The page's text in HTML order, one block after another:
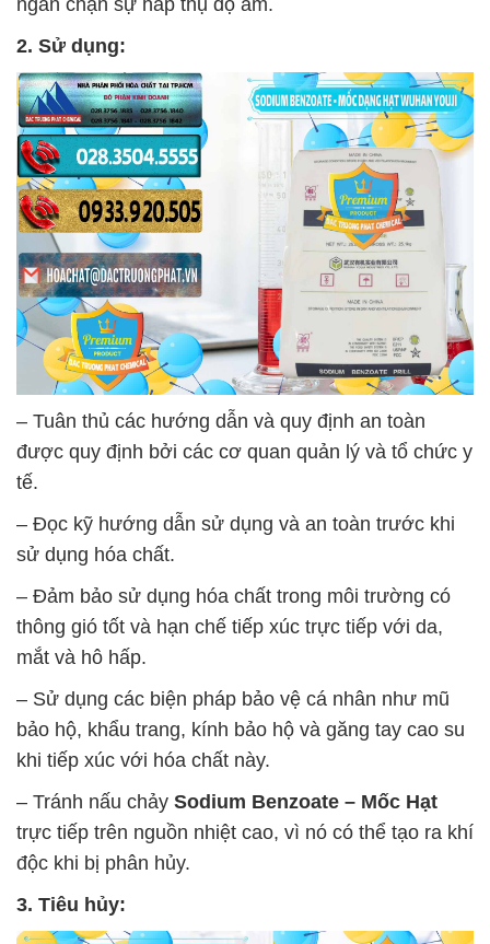
2. Sử dụng:
– Tuân thủ các hướng dẫn và quy định an toàn
được quy định bởi các cơ quan quản lý và tổ chức y
tế.
– Đọc kỹ hướng dẫn sử dụng và an toàn trước khi
sử dụng hóa chất.
– Đảm bảo sử dụng hóa chất trong môi trường có
thông gió tốt và hạn chế tiếp xúc trực tiếp với da,
mắt và hô hấp.
– Sử dụng các biện pháp bảo vệ cá nhân như mũ
bảo hộ, khẩu trang, kính bảo hộ và găng tay cao su
khi tiếp xúc với hóa chất này.
– Tránh nấu chảy Sodium Benzoate – Mốc Hạt
trực tiếp trên nguồn nhiệt cao, vì nó có thể tạo ra khí
độc khi bị phân hủy.
3. Tiêu hủy: